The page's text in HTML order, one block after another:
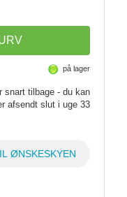
på lager
snart tilbage - du kan
afsendt slut i uge 33
ØNSKESKYEN